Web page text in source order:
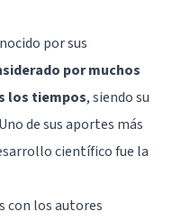
por sus
por muchos
los tiempos, siendo su
de sus aportes más
científico fue la
con los autores